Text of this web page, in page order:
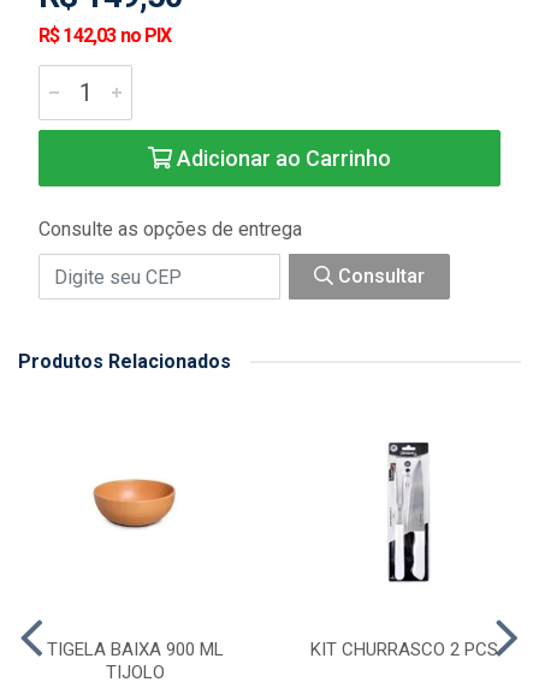
R$ 142,03 no PIX
Adicionar ao Carrinho
Consulte as opções de entrega
Consultar
Produtos Relacionados
TIGELA BAIXA 900 ML
TIJOLO
KIT CHURRASCO 2 PCS